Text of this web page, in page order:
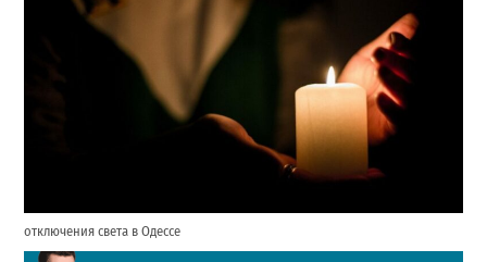
отключения света в Одессе